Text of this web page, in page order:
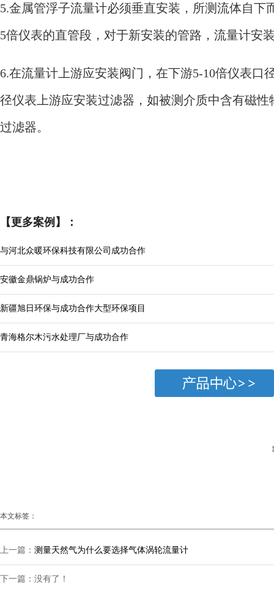
5.金属管浮子流量计必须垂直安装，所测流体自下
5倍仪表的直管段，对于新安装的管路，流量计安
6.在流量计上游应安装阀门，在下游5-10倍仪表口
径仪表上游应安装过滤器，如被测介质中含有磁
过滤器。
【更多案例】：
与河北众暖环保科技有限公司成功合作
安徽金鼎锅炉与成功合作
新疆旭日环保与成功合作大型环保项目
青海格尔木污水处理厂与成功合作
本文标签：
上一篇： 测量天然气为什么要选择气体涡轮流量计
下一篇：没有了！